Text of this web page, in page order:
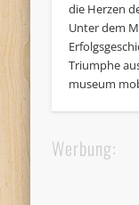
die Herzen
Unter dem
Triumphe
museum
Werbung: